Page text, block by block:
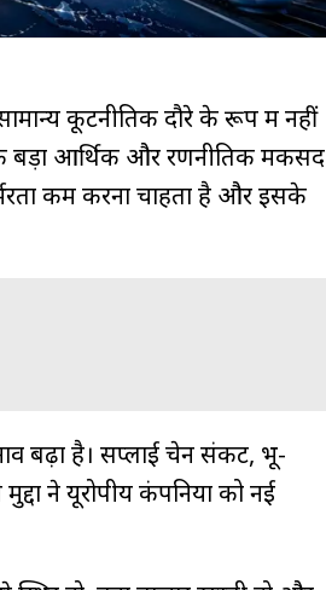
सामान्य कूटनीतिक दौरे के रूप में नहीं
बड़ा आर्थिक और रणनीतिक मकसद
कम करना चाहता है और इसके
बढ़ा है। सप्लाई चेन संकट, भू-
ने यूरोपीय कंपनियों को नई